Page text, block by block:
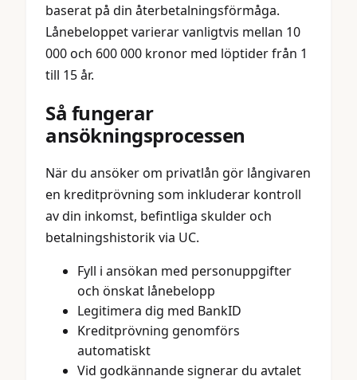
baserat på din återbetalningsförmåga.
Lånebeloppet varierar vanligtvis mellan 10
000 och 600 000 kronor med löptider från 1
till 15 år.
Så fungerar
ansökningsprocessen
När du ansöker om privatlån gör långivaren
en kreditprövning som inkluderar kontroll
av din inkomst, befintliga skulder och
betalningshistorik via UC.
Fyll i ansökan med personuppgifter
och önskat lånebelopp
Legitimera dig med BankID
Kreditprövning genomförs
automatiskt
Vid godkännande signerar du avtalet